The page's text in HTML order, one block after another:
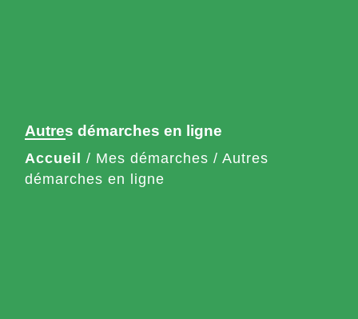
Autres démarches en ligne
Accueil / Mes démarches / Autres
démarches en ligne